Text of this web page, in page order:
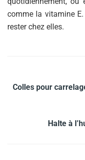
comme la vitamine
rester chez elles.
Colles pour
Halte à